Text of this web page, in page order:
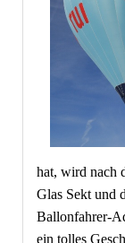
hat, wird nach
Glas Sekt und
Ballonfahrer-
ein tolles